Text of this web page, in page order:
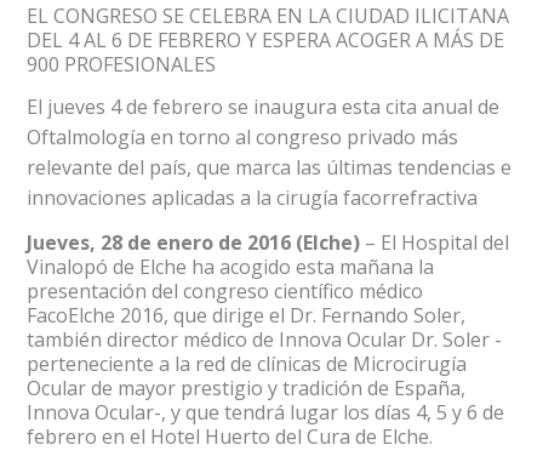
EL CONGRESO SE CELEBRA EN LA CIUDAD ILICITANA
DEL 4 AL 6 DE FEBRERO Y ESPERA ACOGER A MÁS DE
900 PROFESIONALES
El jueves 4 de febrero se inaugura esta cita anual de
Oftalmología en torno al congreso privado más
relevante del país, que marca las últimas tendencias e
innovaciones aplicadas a la cirugía facorrefractiva
Jueves, 28 de enero de 2016 (Elche) – El Hospital del
Vinalopó de Elche ha acogido esta mañana la
presentación del congreso científico médico
FacoElche 2016, que dirige el Dr. Fernando Soler,
también director médico de Innova Ocular Dr. Soler -
perteneciente a la red de clínicas de Microcirugía
Ocular de mayor prestigio y tradición de España,
Innova Ocular-, y que tendrá lugar los días 4, 5 y 6 de
febrero en el Hotel Huerto del Cura de Elche.